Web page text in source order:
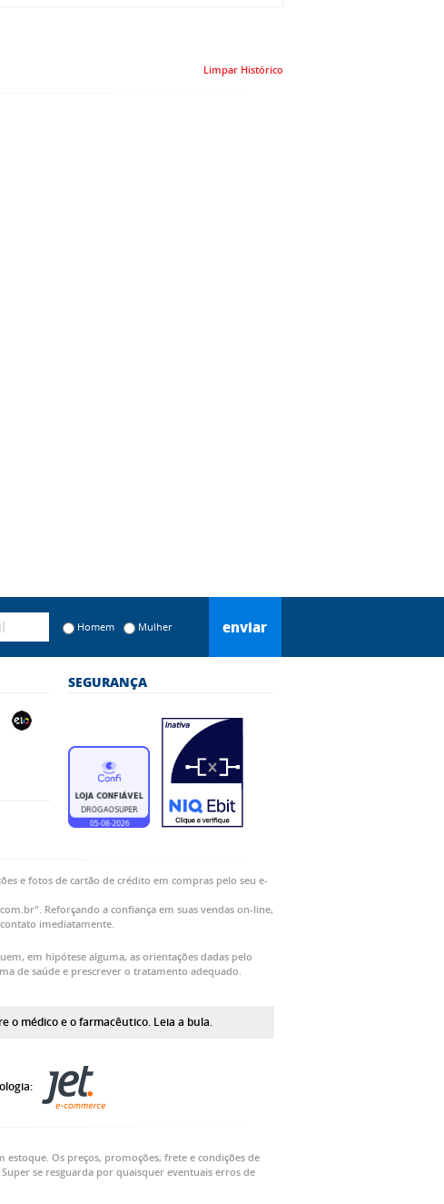
Limpar Histórico
Homem Mulher enviar
SEGURANÇA
e fotos de cartão de crédito em compras pelo seu e-
Reforçando a confiança em suas vendas on-line,
imediatamente.
em hipótese alguma, as orientações dadas pelo
de saúde e prescrever o tratamento adequado.
o médico e o farmacêutico. Leia a bula.
Os preços, promoções, frete e condições de
se resguarda por quaisquer eventuais erros de